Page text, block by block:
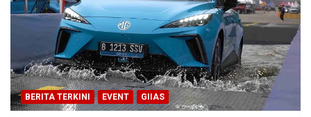
BERITA TERKINI EVENT GIIAS